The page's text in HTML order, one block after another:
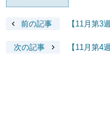
前の記事 【11月第3
次の記事 【11月第4